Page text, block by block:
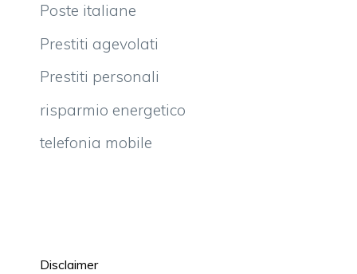
Poste italiane
Prestiti agevolati
Prestiti personali
risparmio energetico
telefonia mobile
Disclaimer